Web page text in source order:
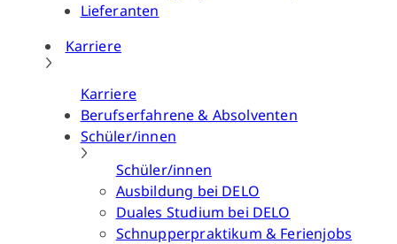
Lieferanten
Karriere
Karriere
Berufserfahrene & Absolventen
Schüler/innen
Schüler/innen
Ausbildung bei DELO
Duales Studium bei DELO
Schnupperpraktikum & Ferienjobs